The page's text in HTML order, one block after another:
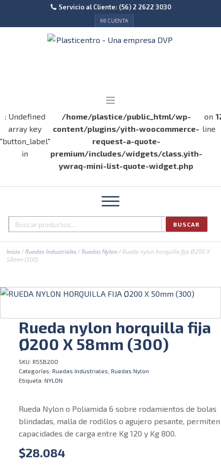
Servicio al Cliente: (56) 2 2622 3030
MI CUENTA
: Undefined
array key
"button_label"
in
/home/plastice/public_html/wp-
content/plugins/yith-woocommerce-
request-a-quote-
premium/includes/widgets/class.yith-
ywraq-mini-list-quote-widget.php
on
line
Buscar
BUSCAR
Inicio/Ruedas Industriales/Ruedas Nylon/ Rueda nylon horquilla fija Ø200 X
58mm (300)
Rueda nylon horquilla fija
Ø200 X 58mm (300)
SKU: R55B200
Categorías: Ruedas Industriales Ruedas Nylon
Etiqueta: NYLON
Rueda Nylon o Poliamida 6 sobre rodamientos de bolas
blindadas, malla de rodillos o agujero pesante, permiten
capacidades de carga entre Kg 120 y Kg 800.
$28.084